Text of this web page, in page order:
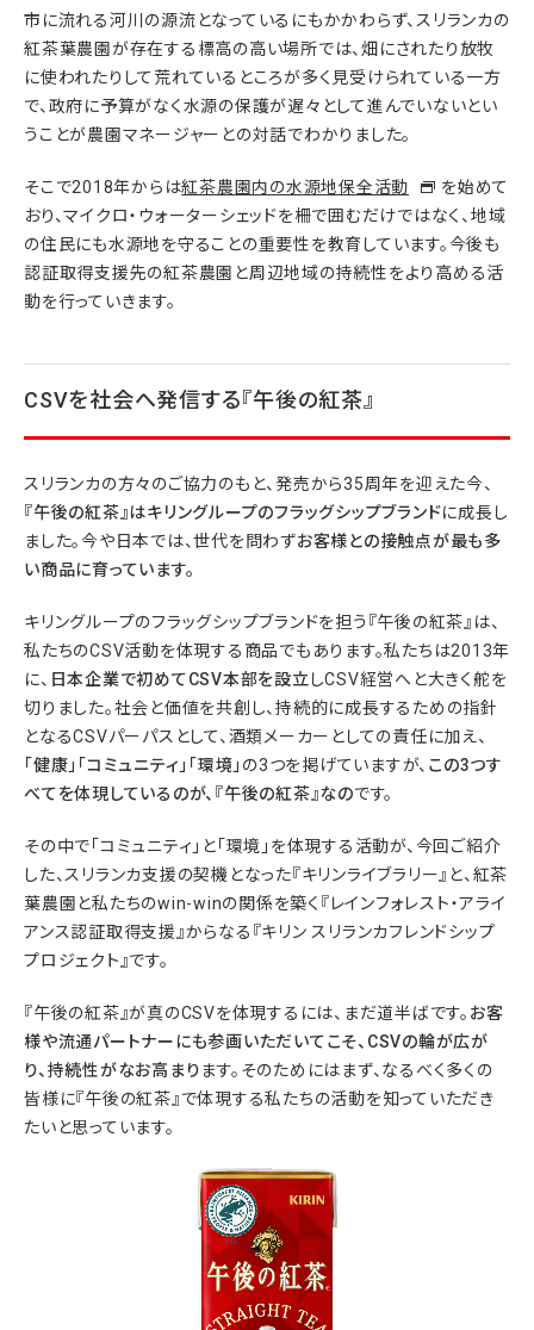
市に流れる河川の源流となっているにもかかわらず、スリランカの
紅茶葉農園が存在する標高の高い場所では、畑にされたり放牧
に使われたりして荒れているところが多く見受けられている一方
で、政府に予算がなく水源の保護が遅々として進んでいないとい
うことが農園マネージャーとの対話でわかりました。
そこで2018年からは紅茶農園内の水源地保全活動
を始めて
おり、マイクロ・ウォーターシェッドを柵で囲むだけではなく、地域
の住民にも水源地を守ることの重要性を教育しています。今後も
認証取得支援先の紅茶農園と周辺地域の持続性をより高める活
動を行っていきます。
CSVを社会へ発信する『午後の紅茶』
スリランカの方々のご協力のもと、発売から35周年を迎えた今、
『午後の紅茶』はキリングループのフラッグシップブランドに成長し
ました。今や日本では、世代を問わずお客様との接触点が最も多
い商品に育っています。
キリングループのフラッグシップブランドを担う『午後の紅茶』は、
私たちのCSV活動を体現する商品でもあります。私たちは2013年
に、 日本企業で初めてCSV本部を設立 しCSV経営へと大きく舵を
切りました。社会と価値を共創し、持続的に成長するための指針
となるCSVパーパスとして、酒類メーカーとしての責任に加え、
「健康」「コミュニティ」「環境」 の3つを掲げていますが、 この3つす
べてを体現しているのが、『午後の紅茶』なのです。
その中で「コミュニティ」と「環境」を体現する活動が、今回ご紹介
した、スリランカ支援の契機となった『キリンライブラリー』と、紅茶
葉農園と私たちのwin-winの関係を築く『レインフォレスト・アライ
アンス認証取得支援』からなる『キリン スリランカフレンドシップ
プロジェクト』です。
『午後の紅茶』が真のCSVを体現するには、まだ道半ばです。 お客
様や流通パートナーにも参画いただいてこそ、CSVの輪が広が
り、持続性がなお高まります。そのためにはまず、なるべく多くの
皆様に『午後の紅茶』で体現する私たちの活動を知っていただき
たいと思っています。